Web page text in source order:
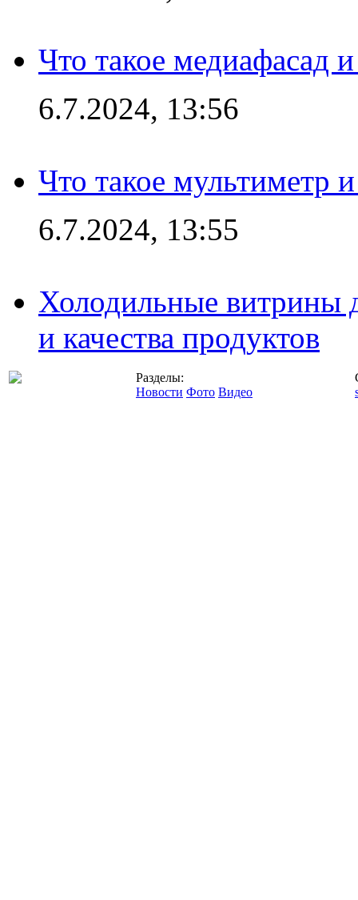
Что такое медиафасад
6.7.2024, 13:56
Что такое мультиметр
6.7.2024, 13:55
Холодильные витрины
и качества продуктов
Разделы:
Новости Фото Видео